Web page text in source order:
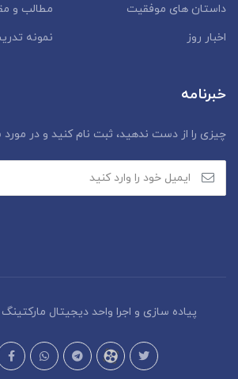
داستان‌ های موفقیت
مطالب و
اخبار روز
نمونه
خبرنامه
چیزی را از دست ندهید، ثبت نام کنید و در
پیاده سازی و اجرا واحد دیجیتال